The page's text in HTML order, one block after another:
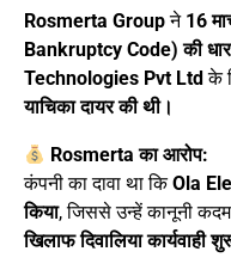
Rosmerta Groupने 16
Bankruptcy Code) की
Technologies Pvt Ltd के
याचिका दायर की थी।
Rosmerta का आरोप:
कंपनी का दावा था किOla
किया, जिससे उन्हें कानूनी
खिलाफ दिवालिया कार्यवाही